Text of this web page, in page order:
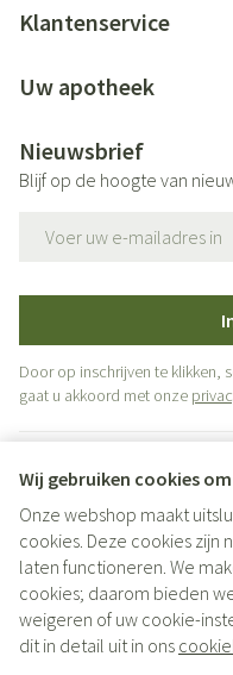
Wij gebruiken cookies
Onze webshop maakt
cookies. Deze cookies zijn
laten functioneren. We
cookies; daarom bieden
weigeren of uw cookie-
dit in detail uit in ons
Klantenservice
Uw apotheek
Nieuwsbrief
Blijf op de hoogte van
Door op inschrijven te klikken,
gaat u akkoord met onze
Juridische links